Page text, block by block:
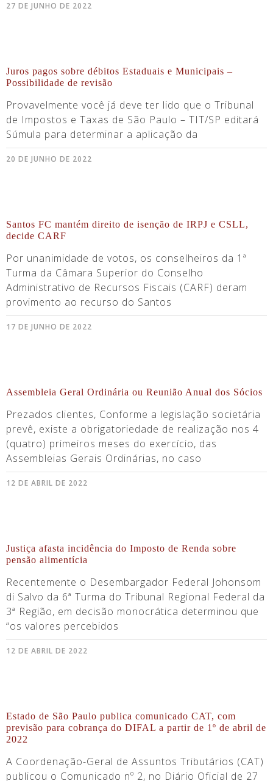
27 DE JUNHO DE 2022
Juros pagos sobre débitos Estaduais e Municipais –
Possibilidade de revisão
Provavelmente você já deve ter lido que o Tribunal
de Impostos e Taxas de São Paulo – TIT/SP editará
Súmula para determinar a aplicação da
20 DE JUNHO DE 2022
Santos FC mantém direito de isenção de IRPJ e CSLL,
decide CARF
Por unanimidade de votos, os conselheiros da 1ª
Turma da Câmara Superior do Conselho
Administrativo de Recursos Fiscais (CARF) deram
provimento ao recurso do Santos
17 DE JUNHO DE 2022
Assembleia Geral Ordinária ou Reunião Anual dos Sócios
Prezados clientes, Conforme a legislação societária
prevê, existe a obrigatoriedade de realização nos 4
(quatro) primeiros meses do exercício, das
Assembleias Gerais Ordinárias, no caso
12 DE ABRIL DE 2022
Justiça afasta incidência do Imposto de Renda sobre
pensão alimentícia
Recentemente o Desembargador Federal Johonsom
di Salvo da 6ª Turma do Tribunal Regional Federal da
3ª Região, em decisão monocrática determinou que
“os valores percebidos
12 DE ABRIL DE 2022
Estado de São Paulo publica comunicado CAT, com
previsão para cobrança do DIFAL a partir de 1º de abril de
2022
A Coordenação-Geral de Assuntos Tributários (CAT)
publicou o Comunicado nº 2, no Diário Oficial de 27